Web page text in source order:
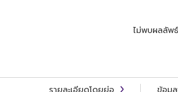
ไม่พบผลลัพธ์